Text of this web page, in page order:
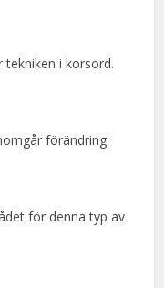
i korsord.
förändring.
för denna typ av